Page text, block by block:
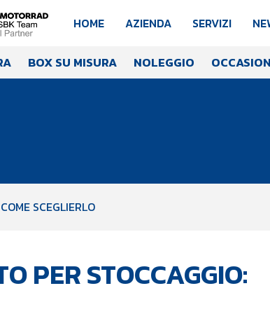
HOME AZIENDA SERVIZI
BOX SU MISURA NOLEGGIO
SCEGLIERLO
PER STOCCAGGIO: